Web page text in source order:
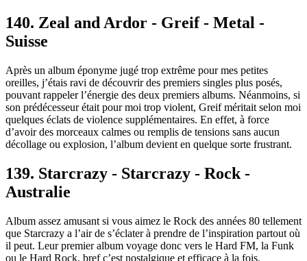
140. Zeal and Ardor - Greif - Metal -
Suisse
Après un album éponyme jugé trop extrême pour mes petites
oreilles, j’étais ravi de découvrir des premiers singles plus posés,
pouvant rappeler l’énergie des deux premiers albums. Néanmoins, si
son prédécesseur était pour moi trop violent, Greif méritait selon moi
quelques éclats de violence supplémentaires. En effet, à force
d’avoir des morceaux calmes ou remplis de tensions sans aucun
décollage ou explosion, l’album devient en quelque sorte frustrant.
139. Starcrazy - Starcrazy - Rock -
Australie
Album assez amusant si vous aimez le Rock des années 80 tellement
que Starcrazy a l’air de s’éclater à prendre de l’inspiration partout où
il peut. Leur premier album voyage donc vers le Hard FM, la Funk
ou le Hard Rock, bref c’est nostalgique et efficace à la fois.